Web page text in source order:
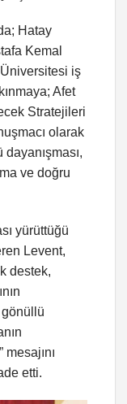
Hatay
Kemal
iş
Afet
Stratejileri
olarak
ve doğru
yürüttüğü
Levent,
destek,
gönüllü
etti.